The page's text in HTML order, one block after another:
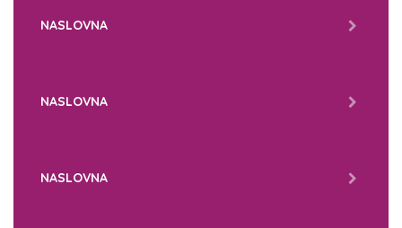
NASLOVNA
NASLOVNA
NASLOVNA